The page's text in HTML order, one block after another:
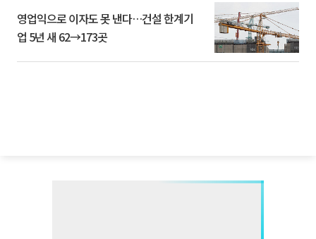
영업익으로 이자도 못 낸다…건설 한계기
업 5년 새 62→173곳